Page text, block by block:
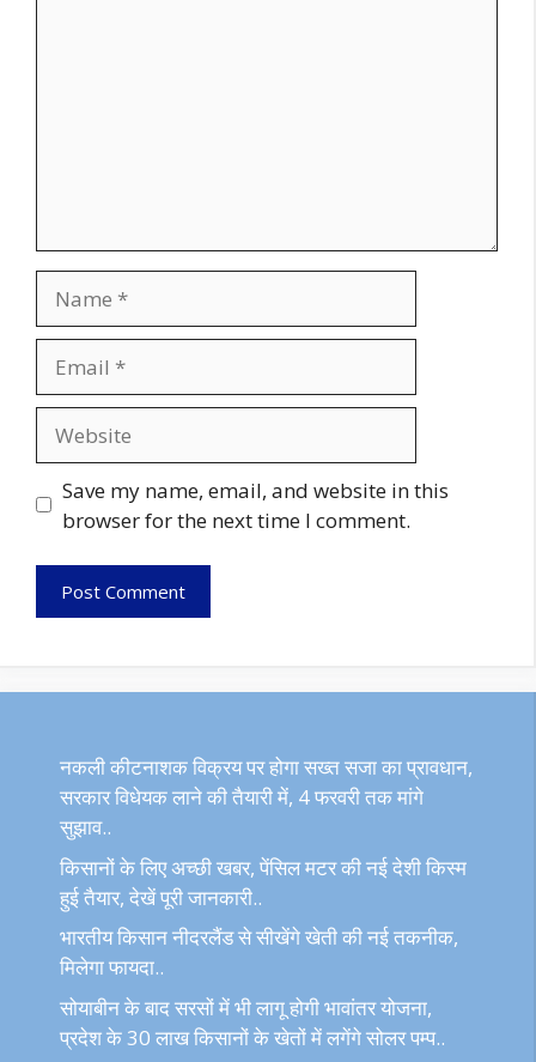
Save my name, email, and website in this
browser for the next time I comment.
नकली कीटनाशक विक्रय पर होगा सख्त सजा का प्रावधान,
सरकार विधेयक लाने की तैयारी में, 4 फरवरी तक मांगे
सुझाव..
किसानों के लिए अच्छी खबर, पेंसिल मटर की नई देशी किस्म
हुई तैयार, देखें पूरी जानकारी..
भारतीय किसान नीदरलैंड से सीखेंगे खेती की नई तकनीक,
मिलेगा फायदा..
सोयाबीन के बाद सरसों में भी लागू होगी भावांतर योजना,
प्रदेश के 30 लाख किसानों के खेतों में लगेंगे सोलर पम्प..